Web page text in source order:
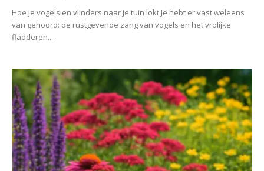
Hoe je vogels en vlinders naar je tuin lokt Je hebt er vast weleens
van gehoord: de rustgevende zang van vogels en het vrolijke
fladderen...